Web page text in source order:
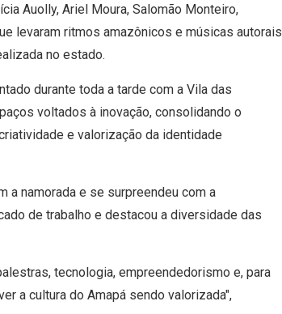
Auolly, Ariel Moura, Salomão Monteiro,
levaram ritmos amazônicos e músicas autorais
no estado.
durante toda a tarde com a Vila das
voltados à inovação, consolidando o
e valorização da identidade
a namorada e se surpreendeu com a
de trabalho e destacou a diversidade das
tecnologia, empreendedorismo e, para
a cultura do Amapá sendo valorizada",